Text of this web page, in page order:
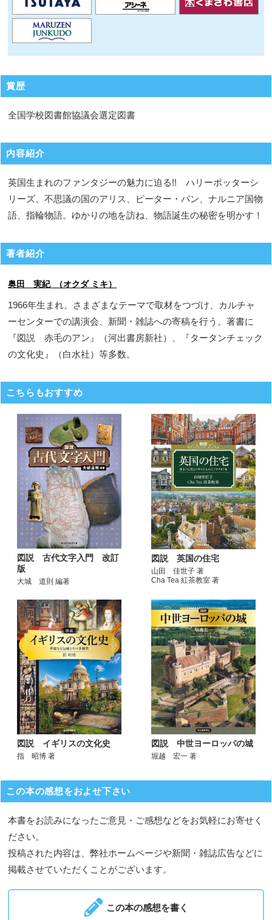
賞歴
全国学校図書館協議会選定図書
内容紹介
英国生まれのファンタジーの魅力に迫る!! ハリーポッターシ
リーズ、不思議の国のアリス、ピーター・パン、ナルニア国物
語、指輪物語。ゆかりの地を訪ね、物語誕生の秘密を明かす！
著者紹介
奥田 実紀 （オクダ ミキ）
1966年生まれ。さまざまなテーマで取材をつづけ、カルチャ
ーセンターでの講演会、新聞・雑誌への寄稿を行う。著書に
『図説 赤毛のアン』（河出書房新社）、『タータンチェック
の文化史』（白水社）等多数。
こちらもおすすめ
図説 古代文字入門 改訂
版
大城 道則 編著
図説 英国の住宅
山田 佳世子 著
Cha Tea 紅茶教室 著
図説 イギリスの文化史
指 昭博 著
図説 中世ヨーロッパの城
堀越 宏一 著
この本の感想をおよせ下さい
本書をお読みになったご意見・ご感想などをお気軽にお寄せく
ださい。
投稿された内容は、弊社ホームページや新聞・雑誌広告などに
掲載させていただくことがございます。
この本の感想を書く